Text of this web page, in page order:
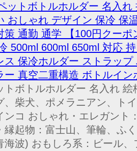
ットボトルホルダー 名入
おしゃれ デザイン 保冷 保
策 通勤 通学 【100円クー
500ml 600ml 650ml 対応
ス 保冷ホルダー ストラッ
ー 真空二重構造 ボトルイ
トボトルホルダー 名入れ
、柴犬、ポメラニアン、ト
ンコ おしゃれ・エレガント
縁起物：富士山、筆輪、ふ
海波) おもしろ系：ビール